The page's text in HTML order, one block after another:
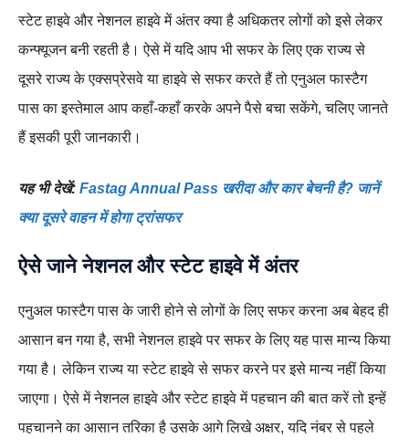
स्टेट हाइवे और नेशनल हाइवे में अंतर क्या है अधिकतर लोगों को इसे लेकर
कन्फ्यूजन बनी रहती है। ऐसे में यदि आप भी सफर के लिए एक राज्य से
दूसरे राज्य के एक्सप्रेसवे या हाइवे से सफर करते हैं तो एनुअल फास्टैग
पास का इस्तेमाल आप कहाँ-कहाँ करके अपने पैसे बचा सकेंगे, चलिए जानते
हैं इसकी पूरी जानकारी।
यह भी देखें: Fastag Annual Pass खरीदा और कार बेचनी है? जानें
क्या दूसरे वाहन में होगा ट्रांसफर
ऐसे जाने नेशनल और स्टेट हाइवे में अंतर
एनुअल फास्टैग पास के जारी होने से लोगों के लिए सफर करना अब बेहद ही
आसान बन गया है, सभी नेशनल हाइवे पर सफर के लिए यह पास मान्य किया
गया है। लेकिन राज्य या स्टेट हाइवे से सफर करने पर इसे मान्य नहीं किया
जाएगा। ऐसे में नेशनल हाइवे और स्टेट हाइवे में पहचान की बात करें तो इन्हें
पहचानने का आसान तरिका है उसके आगे लिखे अक्षर, यदि नंबर से पहले